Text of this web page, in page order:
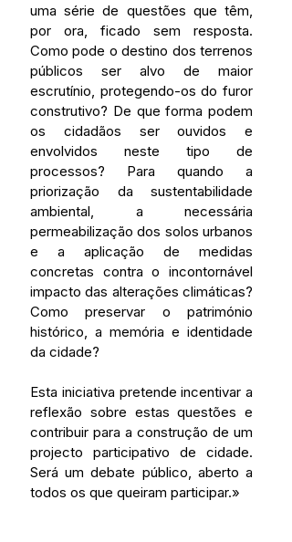
uma série de questões que têm,
por ora, ficado sem resposta.
Como pode o destino dos terrenos
públicos ser alvo de maior
escrutínio, protegendo-os do furor
construtivo? De que forma podem
os cidadãos ser ouvidos e
envolvidos neste tipo de
processos? Para quando a
priorização da sustentabilidade
ambiental, a necessária
permeabilização dos solos urbanos
e a aplicação de medidas
concretas contra o incontornável
impacto das alterações climáticas?
Como preservar o património
histórico, a memória e identidade
da cidade?
Esta iniciativa pretende incentivar a
reflexão sobre estas questões e
contribuir para a construção de um
projecto participativo de cidade.
Será um debate público, aberto a
todos os que queiram participar.»